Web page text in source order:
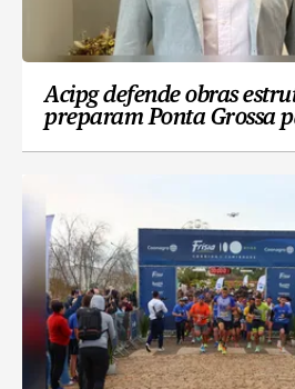
Acipg defende obras
preparam Ponta Grossa